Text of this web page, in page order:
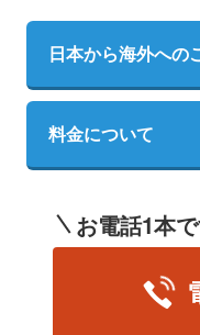
日本から海外への
料金について
お電話1本